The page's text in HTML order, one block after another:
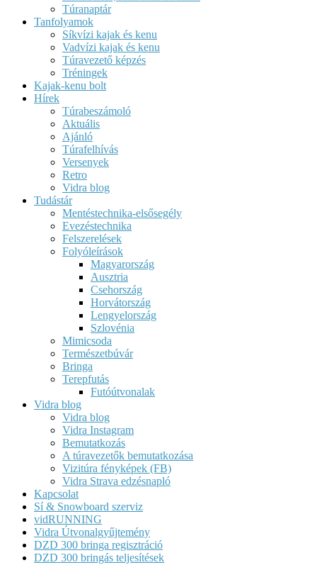
Túranaptár
Tanfolyamok
Síkvízi kajak és kenu
Vadvízi kajak és kenu
Túravezető képzés
Tréningek
Kajak-kenu bolt
Hírek
Túrabeszámoló
Aktuális
Ajánló
Túrafelhívás
Versenyek
Retro
Vidra blog
Tudástár
Mentéstechnika-elsősegély
Evezéstechnika
Felszerelések
Folyóleírások
Magyarország
Ausztria
Csehország
Horvátország
Lengyelország
Szlovénia
Mimicsoda
Természetbúvár
Bringa
Terepfutás
Futóútvonalak
Vidra blog
Vidra blog
Vidra Instagram
Bemutatkozás
A túravezetők bemutatkozása
Vizitúra fényképek (FB)
Vidra Strava edzésnapló
Kapcsolat
Sí & Snowboard szerviz
vidRUNNING
Vidra Útvonalgyűjtemény
DZD 300 bringa regisztráció
DZD 300 bringás teljesítések